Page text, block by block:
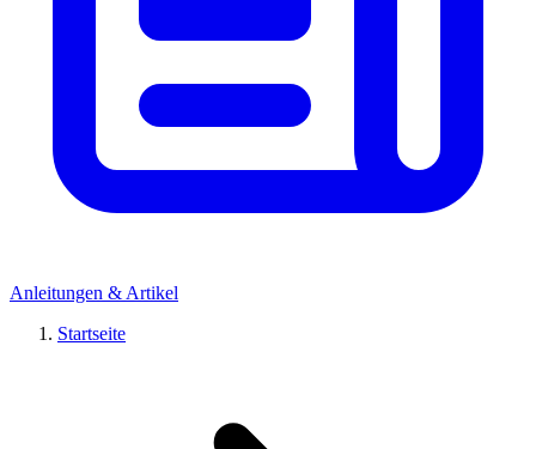
Anleitungen & Artikel
Startseite